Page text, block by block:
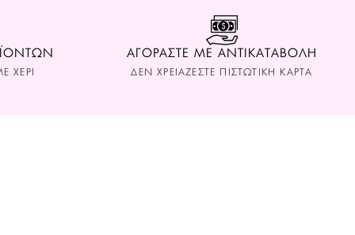
ΧΕΡΙ
ΑΓΟΡΑΣΤΕ ΜΕ ΑΝΤΙΚΑΤΑΒΟΛΗ
ΔΕΝ ΧΡΕΙΑΖΕΣΤΕ ΠΙΣΤΩΤΙΚΗ ΚΑΡΤΑ